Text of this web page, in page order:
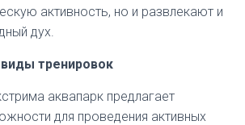
активность, но и развлекают и
дух.
тренировок
аквапарк предлагает
для проведения активных